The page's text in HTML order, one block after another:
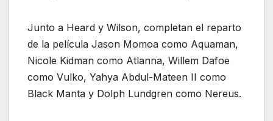
Junto a Heard y Wilson, completan el reparto
de la película Jason Momoa como Aquaman,
Nicole Kidman como Atlanna, Willem Dafoe
como Vulko, Yahya Abdul-Mateen II como
Black Manta y Dolph Lundgren como Nereus.